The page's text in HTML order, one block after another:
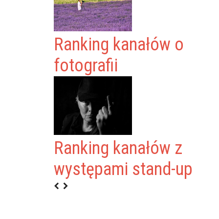
Ranking kanałów o
fotografii
Ranking kanałów z
występami stand-up